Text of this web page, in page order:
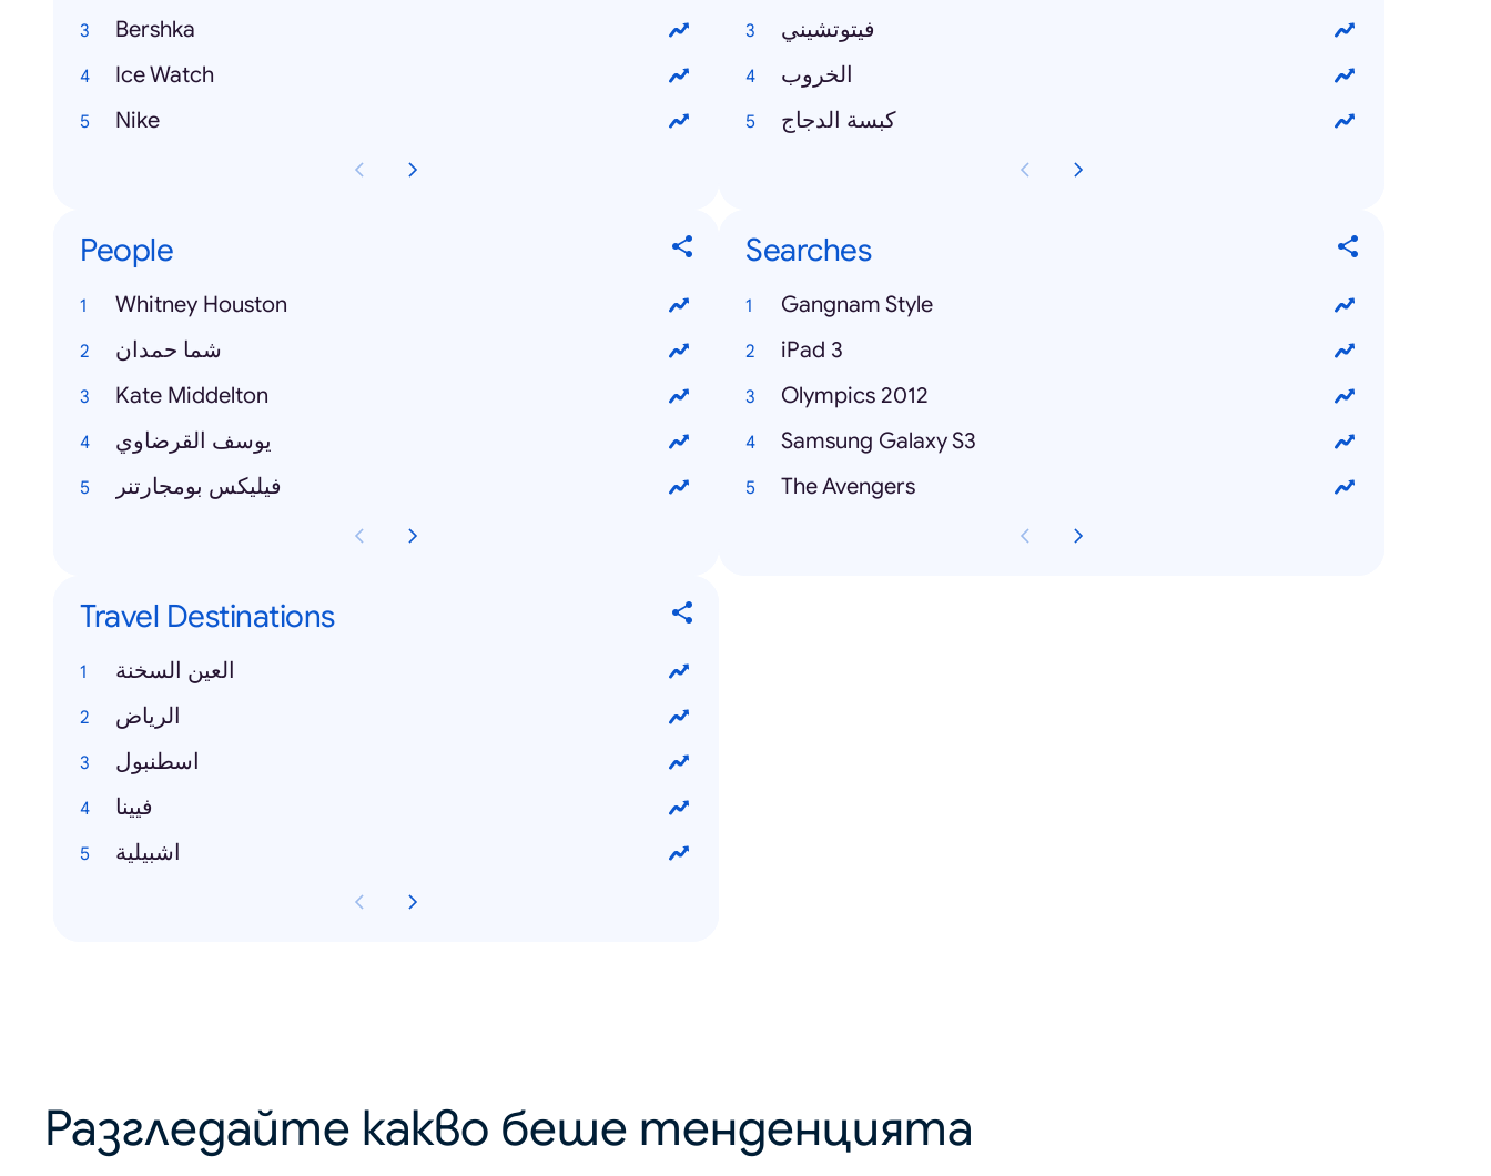
Bershka
Ice Watch
Nike
فيتوتشيني
الخروب
كبسة الدجاج
People
Whitney Houston
شما حمدان
Kate Middelton
يوسف القرضاوي
فيليكس بومجارتنر
Searches
Gangnam Style
iPad 3
Olympics 2012
Samsung Galaxy S3
The Avengers
Travel Destinations
العين السخنة
الرياض
اسطنبول
فيينا
اشبيلية
Разгледайте какво беше тенденцията